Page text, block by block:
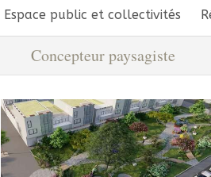
Espace public et collectivités
Concepteur paysagiste